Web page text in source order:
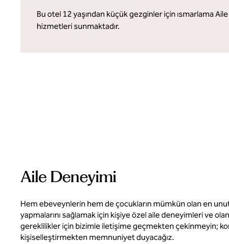
Bu otel 12 yaşından küçük gezginler için ısmarlama
hizmetleri sunmaktadır.
Aile Deneyimi
Hem ebeveynlerin hem de çocukların mümkün olan en
yapmalarını sağlamak için kişiye özel aile deneyimleri ve
gereklilikler için bizimle iletişime geçmekten çekinmeyin;
kişiselleştirmekten memnuniyet duyacağız.